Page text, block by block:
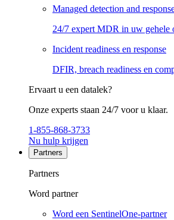
Managed detection and
24/7 expert MDR in uw gehele
Incident readiness en response
DFIR, breach readiness en
Ervaart u een datalek?
Onze experts staan 24/7 voor u klaar.
1-855-868-3733
Nu hulp krijgen
Partners
Partners
Word partner
Word een SentinelOne-partner